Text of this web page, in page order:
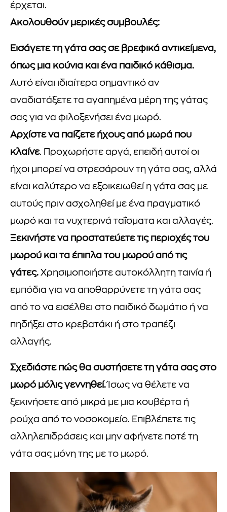
έρχεται.
Ακολουθούν μερικές συμβουλές:
Εισάγετε τη γάτα σας σε βρεφικά αντικείμενα,
όπως μια κούνια και ένα παιδικό κάθισμα.
Αυτό είναι ιδιαίτερα σημαντικό αν
αναδιατάξετε τα αγαπημένα μέρη της γάτας
σας για να φιλοξενήσει ένα μωρό.
Αρχίστε να παίζετε ήχους από μωρά που
κλαίνε. Προχωρήστε αργά, επειδή αυτοί οι
ήχοι μπορεί να στρεσάρουν τη γάτα σας, αλλά
είναι καλύτερο να εξοικειωθεί η γάτα σας με
αυτούς πριν ασχοληθεί με ένα πραγματικό
μωρό και τα νυχτερινά ταΐσματα και αλλαγές.
Ξεκινήστε να προστατεύετε τις περιοχές του
μωρού και τα έπιπλα του μωρού από τις
γάτες. Χρησιμοποιήστε αυτοκόλλητη ταινία ή
εμπόδια για να αποθαρρύνετε τη γάτα σας
από το να εισέλθει στο παιδικό δωμάτιο ή να
πηδήξει στο κρεβατάκι ή στο τραπέζι
αλλαγής.
Σχεδιάστε πώς θα συστήσετε τη γάτα σας στο
μωρό μόλις γεννηθεί.Ίσως να θέλετε να
ξεκινήσετε από μικρά με μια κουβέρτα ή
ρούχα από το νοσοκομείο. Επιβλέπετε τις
αλληλεπιδράσεις και μην αφήνετε ποτέ τη
γάτα σας μόνη της με το μωρό.